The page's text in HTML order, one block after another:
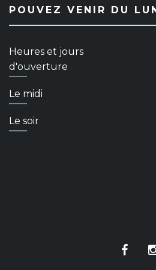
POUVEZ VENIR DU
Heures et jours
d'ouverture
Le midi
Le soir